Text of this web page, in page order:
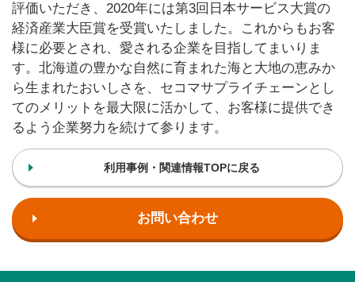
評価いただき、2020年には第3回日本サービス大賞の
経済産業大臣賞を受賞いたしました。これからもお客
様に必要とされ、愛される企業を目指してまいりま
す。北海道の豊かな自然に育まれた海と大地の恵みか
ら生まれたおいしさを、セコマサプライチェーンとし
てのメリットを最大限に活かして、お客様に提供でき
るよう企業努力を続けて参ります。
利用事例・関連情報TOPに戻る
お問い合わせ